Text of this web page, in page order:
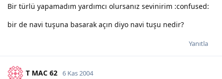
Bir türlü yapamadım yardımcı olursanız sevinirim :confused:
bir de navi tuşuna basarak açın diyo navi tuşu nedir?
Yanıtla
T MAC 62 6 Kas 2004